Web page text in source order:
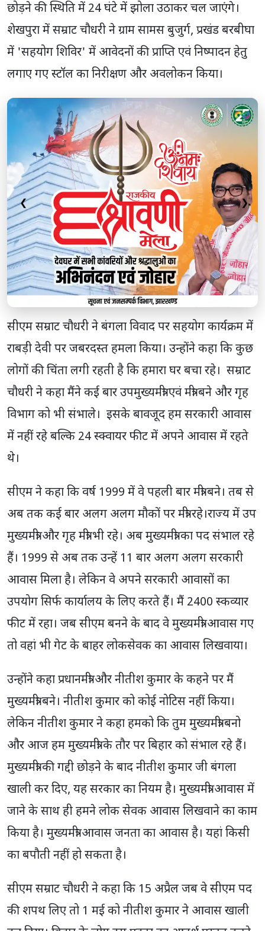
छोड़ने की स्थिति में 24 घंटे में झोला उठाकर चल जाएंगे।
शेखपुरा में सम्राट चौधरी ने ग्राम सामस बुजुर्ग, प्रखंड बरबीघा
में 'सहयोग शिविर' में आवेदनों की प्राप्ति एवं निष्पादन हेतु
लगाए गए स्टॉल का निरीक्षण और अवलोकन किया।
❮ ❯
सीएम सम्राट चौधरी ने बंगला विवाद पर सहयोग कार्यक्रम में
राबड़ी देवी पर जबरदस्त हमला किया। उन्होंने कहा कि कुछ
लोगों की चिंता लगी रहती है कि हमारा घर बचा रहे। सम्राट
चौधरी ने कहा मैंने कई बार उपमुख्यमंत्री एवं मंत्री बने और गृह
विभाग को भी संभाले। इसके बावजूद हम सरकारी आवास
में नहीं रहे बल्कि 24 स्क्वायर फीट में अपने आवास में रहते
थे।
सीएम ने कहा कि वर्ष 1999 में वे पहली बार मंत्री बने। तब से
अब तक कई बार अलग अलग मौकों पर मंत्री रहे।राज्य में उप
मुख्यमंत्री और गृह मंत्री भी रहे। अब मुख्यमंत्री का पद संभाल रहे
हैं। 1999 से अब तक उन्हें 11 बार अलग अलग सरकारी
आवास मिला है। लेकिन वे अपने सरकारी आवासों का
उपयोग सिर्फ कार्यालय के लिए करते हैं। मैं 2400 स्कव्यार
फीट में रहा। जब सीएम बनने के बाद वे मुख्यमंत्री आवास गए
तो वहां भी गेट के बाहर लोकसेवक का आवास लिखवाया।
उन्होंने कहा प्रधानमंत्री और नीतीश कुमार के कहने पर मैं
मुख्यमंत्री बने। नीतीश कुमार को कोई नोटिस नहीं किया।
लेकिन नीतीश कुमार ने कहा हमको कि तुम मुख्यमंत्री बनो
और आज हम मुख्यमंत्री के तौर पर बिहार को संभाल रहे हैं।
मुख्यमंत्री की गद्दी छोड़ने के बाद नीतीश कुमार जी बंगला
खाली कर दिए, यह सरकार का नियम है। मुख्यमंत्री आवास में
जाने के साथ ही हमने लोक सेवक आवास लिखवाने का काम
किया है। मुख्यमंत्री आवास जनता का आवास है। यहां किसी
का बपौती नहीं हो सकता है।
सीएम सम्राट चौधरी ने कहा कि 15 अप्रैल जब वे सीएम पद
की शपथ लिए तो 1 मई को नीतीश कुमार ने आवास खाली